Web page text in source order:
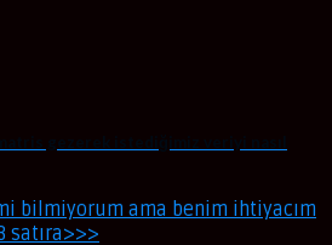
bilmiyorum ama benim ihtiyacım
satıra>>>